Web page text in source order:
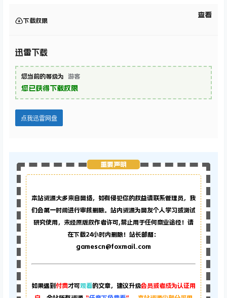
下载权限
查看
迅雷下载
您当前的等级为 游客
您已获得下载权限
点我迅雷网盘
重要声明
本站资源大多来自网络，如有侵犯你的权益请联系管理员， 我
们会第一时间进行审核删除。站内资源为网友个人学习或测试
研究使用，未经原版权作者许可,禁止用于任何商业途径！请
在下载24小时内删除！站长邮箱：
gamescn@foxmail.com
如果遇到 付费才可观看的文章，建议升级会员或者成为认证用